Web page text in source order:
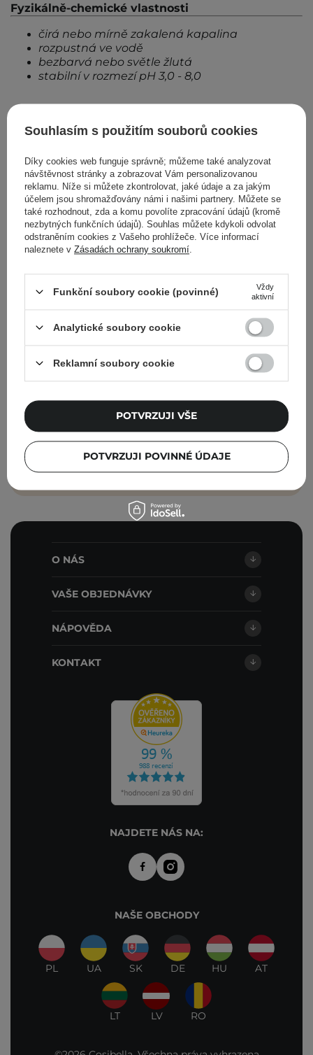
Fyzikálně-chemické vlastnosti
čirá nebo mírně zakalená kapalina
rozpustná ve vodě
bezbarvá nebo světle žlutá
stabilní v rozmezí pH 3,0 - 8,0
Zobrazit další příspěvky z Září 2021
Cosibella Newsletter
Skincare checklisty, odborné rady a novinky
ze světa beauty – přímo do vašeho e-mailu!
zpracováním svých údajů společností
Cosibella sp. z o.o. v souladu s
obchodními podmínkami.
PŘIHLASTE SE
O NÁS
VAŠE OBJEDNÁVKY
NÁPOVĚDA
KONTAKT
NAJDETE NÁS NA:
NAŠE OBCHODY
PL UA SK DE HU AT
LT LV RO
Souhlasím s použitím souborů cookies
Díky cookies web funguje správně; můžeme také analyzovat
návštěvnost stránky a zobrazovat Vám personalizovanou
reklamu. Níže si můžete zkontrolovat, jaké údaje a za jakým
účelem jsou shromažďovány námi i našimi partnery. Můžete se
také rozhodnout, zda a komu povolíte zpracování údajů (kromě
nezbytných funkčních údajů). Souhlas můžete kdykoli odvolat
odstraněním cookies z Vašeho prohlížeče. Více informací
naleznete v Zásadách ochrany soukromí
Funkční soubory cookie (povinné)
Vždy
aktivní
Analytické soubory cookie
Reklamní soubory cookie
POTVRZUJI POVINNÉ ÚDAJE
POTVRZUJI VŠE